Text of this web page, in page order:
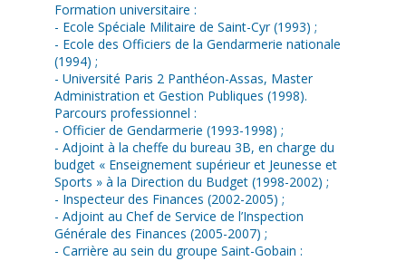
Formation universitaire :
- Ecole Spéciale Militaire de Saint-Cyr (1993) ;
- Ecole des Officiers de la Gendarmerie nationale
(1994) ;
- Université Paris 2 Panthéon-Assas, Master
Administration et Gestion Publiques (1998).
Parcours professionnel :
- Officier de Gendarmerie (1993-1998) ;
- Adjoint à la cheffe du bureau 3B, en charge du
budget « Enseignement supérieur et Jeunesse et
Sports » à la Direction du Budget (1998-2002) ;
- Inspecteur des Finances (2002-2005) ;
- Adjoint au Chef de Service de l’Inspection
Générale des Finances (2005-2007) ;
- Carrière au sein du groupe Saint-Gobain :